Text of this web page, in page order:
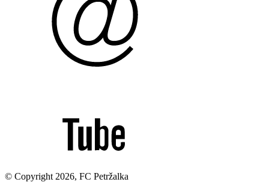
© Copyright 2026, FC Petržalka